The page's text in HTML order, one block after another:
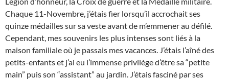
Chaque 11-Novembre, j’étais fier lorsqu’il accrochait ses
quinze médailles sur sa veste avant de m’emmener au défilé.
Cependant, mes souvenirs les plus intenses sont liés à la
maison familiale où je passais mes vacances. J’étais l’aîné des
petits-enfants et j’ai eu l’immense privilège d’être sa “petite
main” puis son “assistant” au jardin. J’étais fasciné par ses